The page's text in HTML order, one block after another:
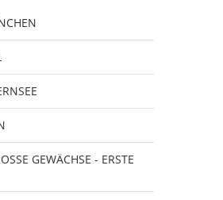
GEWÄCHSE - ERSTE